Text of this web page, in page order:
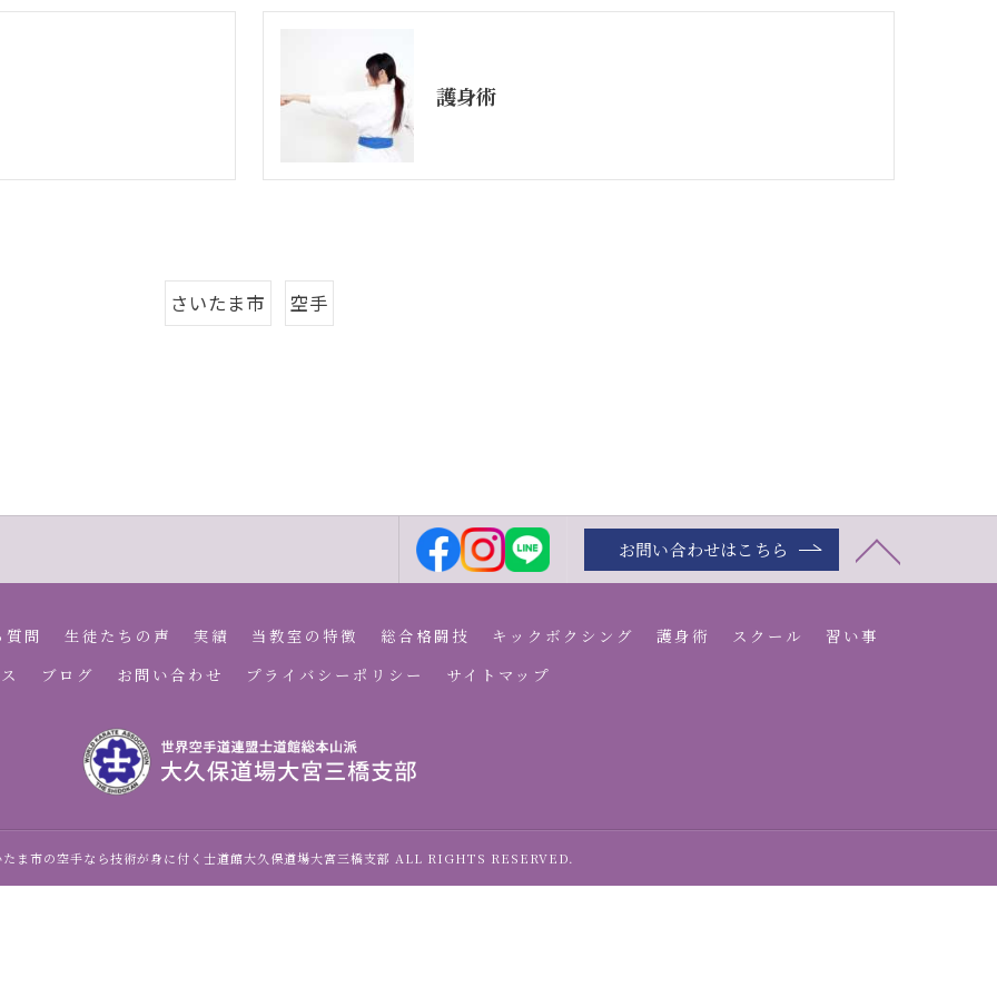
護身術
さいたま市 空手
お問い合わせはこちら
質問 生徒たちの声 実績 当教室の特徴 総合格闘技 キックボクシング 護身術 スクール
習い事
ブログ お問い合わせ プライバシーポリシー サイトマップ
ま市の空手なら技術が身に付く士道館大久保道場大宮三橋支部 ALL RIGHTS RESERVED.